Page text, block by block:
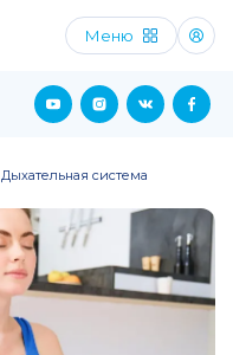
Меню
Дыхательная система